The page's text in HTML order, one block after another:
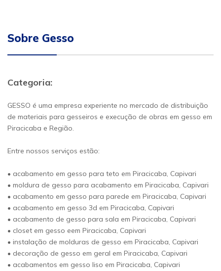
Sobre Gesso
Categoria:
GESSO é uma empresa experiente no mercado de distribuição
de materiais para gesseiros e execução de obras em gesso em
Piracicaba e Região.
Entre nossos serviços estão:
• acabamento em gesso para teto em Piracicaba, Capivari
• moldura de gesso para acabamento em Piracicaba, Capivari
• acabamento em gesso para parede em Piracicaba, Capivari
• acabamento em gesso 3d em Piracicaba, Capivari
• acabamento de gesso para sala em Piracicaba, Capivari
• closet em gesso eem Piracicaba, Capivari
• instalação de molduras de gesso em Piracicaba, Capivari
• decoração de gesso em geral em Piracicaba, Capivari
• acabamentos em gesso liso em Piracicaba, Capivari